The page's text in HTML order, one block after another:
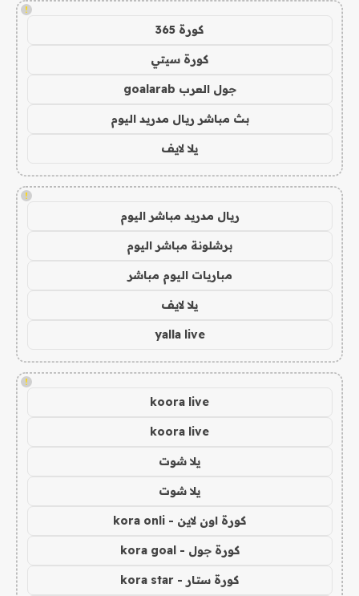
!
كورة 365
كورة سيتي
جول العرب goalarab
بث مباشر ريال مدريد اليوم
يلا لايف
!
ريال مدريد مباشر اليوم
برشلونة مباشر اليوم
مباريات اليوم مباشر
يلا لايف
yalla live
!
koora live
koora live
يلا شوت
يلا شوت
كورة اون لاين - kora onli
كورة جول - kora goal
كورة ستار - kora star